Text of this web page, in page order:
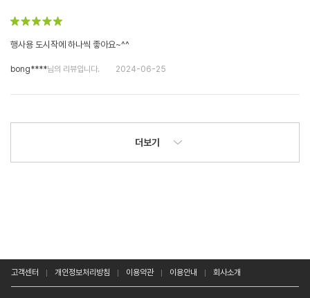
행사용 도시작에 하나씩 좋아요~^^
bong****님의 리뷰입니다. 2024-06-25
더보기
고객센터 개인정보처리방침 이용약관 이용안내 회사소개